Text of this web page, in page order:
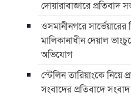
দোয়ারাবাজারে প্রতিবাদ
ওসমানীনগরে সার্ভেয়ারের
মালিকানাধীন দেয়াল
অভিযোগ
স্টেলিন তারিয়াংকে নিয়ে
সংবাদের প্রতিবাদে